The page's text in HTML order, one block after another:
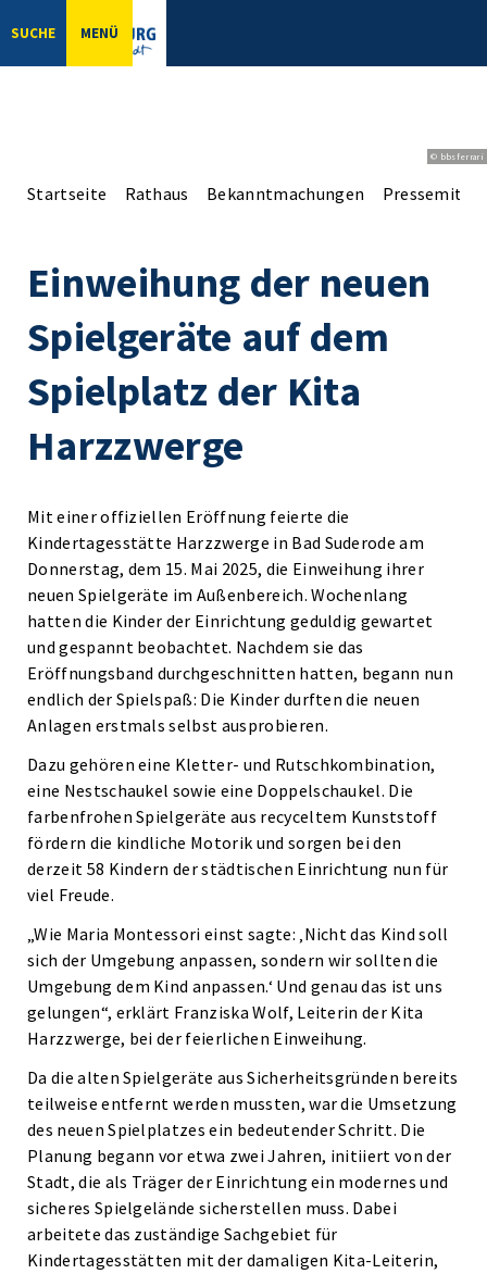
SUCHE MENÜ
© bbsferrari
Startseite Rathaus Bekanntmachungen
Einweihung der neuen
Spielgeräte auf dem
Spielplatz der Kita
Harzzwerge
Mit einer offiziellen Eröffnung feierte die
Kindertagesstätte Harzzwerge in Bad Suderode am
Donnerstag, dem 15. Mai 2025, die Einweihung ihrer
neuen Spielgeräte im Außenbereich. Wochenlang
hatten die Kinder der Einrichtung geduldig gewartet
und gespannt beobachtet. Nachdem sie das
Eröffnungsband durchgeschnitten hatten, begann nun
endlich der Spielspaß: Die Kinder durften die neuen
Anlagen erstmals selbst ausprobieren.
Dazu gehören eine Kletter- und Rutschkombination,
eine Nestschaukel sowie eine Doppelschaukel. Die
farbenfrohen Spielgeräte aus recyceltem Kunststoff
fördern die kindliche Motorik und sorgen bei den
derzeit 58 Kindern der städtischen Einrichtung nun für
viel Freude.
„Wie Maria Montessori einst sagte: ‚Nicht das Kind soll
sich der Umgebung anpassen, sondern wir sollten die
Umgebung dem Kind anpassen.‘ Und genau das ist uns
gelungen“, erklärt Franziska Wolf, Leiterin der Kita
Harzzwerge, bei der feierlichen Einweihung.
Da die alten Spielgeräte aus Sicherheitsgründen bereits
teilweise entfernt werden mussten, war die Umsetzung
des neuen Spielplatzes ein bedeutender Schritt. Die
Planung begann vor etwa zwei Jahren, initiiert von der
Stadt, die als Träger der Einrichtung ein modernes und
sicheres Spielgelände sicherstellen muss. Dabei
arbeitete das zuständige Sachgebiet für
Kindertagesstätten mit der damaligen Kita-Leiterin,